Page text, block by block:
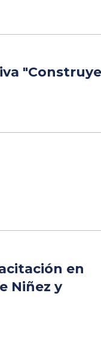
en
Niñez y